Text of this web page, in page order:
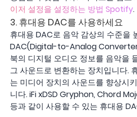
이저 설정을 설정하는 방법 Spotify.
3. 휴대용 DAC를 사용하세요
휴대용 DAC로 음악 감상의 수준을
DAC(Digital-to-Analog
북의 디지털 오디오 정보를 음악을
그 사운드로 변환하는 장치입니다.
는 미디어 장치의 사운드를 향상시
니다. iFi xDSD Gryphon, Chord
등과 같이 사용할 수 있는 휴대용